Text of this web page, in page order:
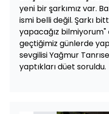
yeni bir şarkımız var.
ismi belli değil. Şarkı
yapacağız
geçtiğimiz günlerde
sevgilisi Yağmur
yaptıkları düet soruldu.